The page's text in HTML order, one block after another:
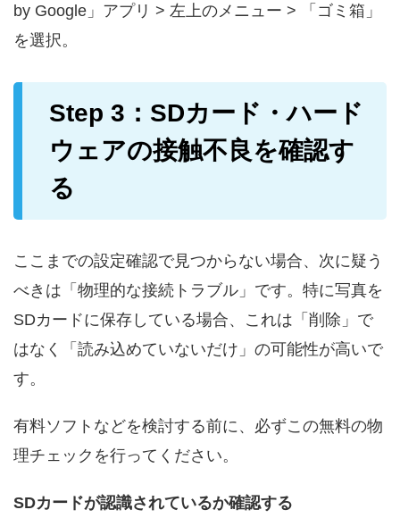
by Google」アプリ > 左上のメニュー > 「ゴミ箱」
を選択。
Step 3：SDカード・ハード
ウェアの接触不良を確認す
る
ここまでの設定確認で見つからない場合、次に疑う
べきは「物理的な接続トラブル」です。特に写真を
SDカードに保存している場合、これは「削除」で
はなく「読み込めていないだけ」の可能性が高いで
す。
有料ソフトなどを検討する前に、必ずこの無料の物
理チェックを行ってください。
SDカードが認識されているか確認する